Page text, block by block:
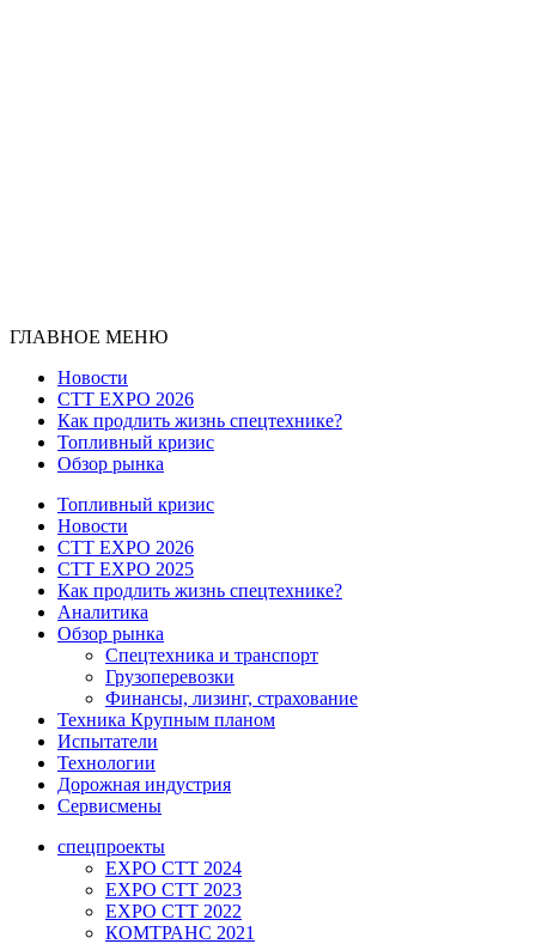
ГЛАВНОЕ МЕНЮ
Новости
CTT EXPO 2026
Как продлить жизнь спецтехнике?
Топливный кризис
Обзор рынка
Топливный кризис
Новости
CTT EXPO 2026
CTT EXPO 2025
Как продлить жизнь спецтехнике?
Аналитика
Обзор рынка
Спецтехника и транспорт
Грузоперевозки
Финансы, лизинг, страхование
Техника Крупным планом
Испытатели
Технологии
Дорожная индустрия
Сервисмены
спецпроекты
EXPO CTT 2024
EXPO CTT 2023
EXPO CTT 2022
КОМТРАНС 2021